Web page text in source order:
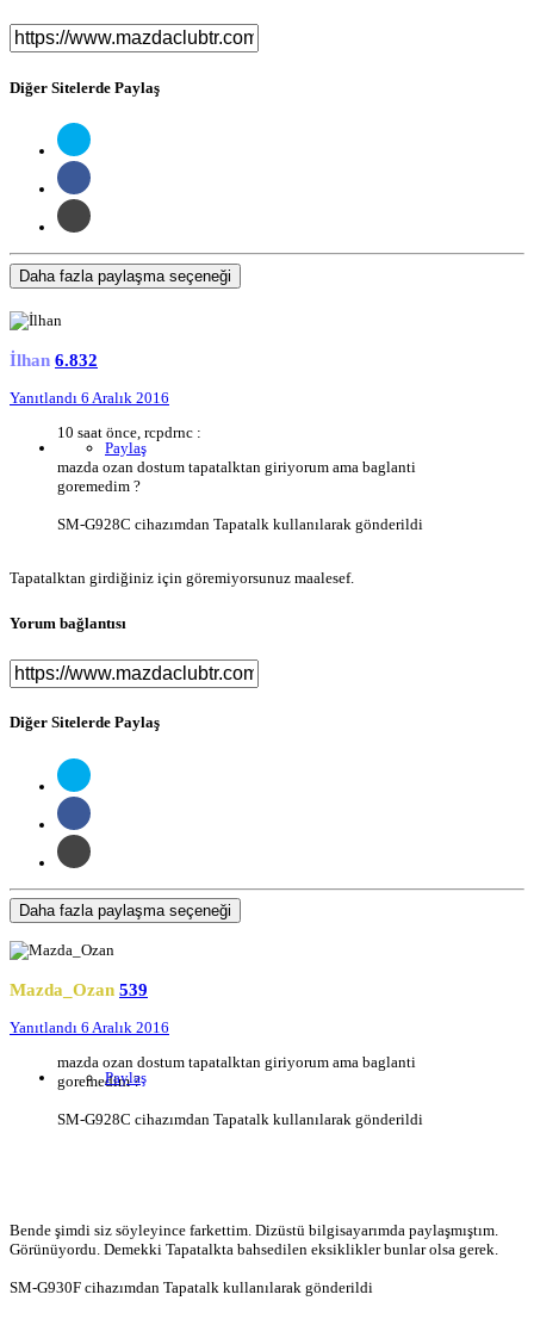
Diğer Sitelerde Paylaş
Daha fazla paylaşma seçeneği
İlhan 6.832
Yanıtlandı 6 Aralık 2016
Paylaş
10 saat önce, rcpdrnc :
mazda ozan dostum tapatalktan giriyorum ama baglanti
goremedim ?
SM-G928C cihazımdan Tapatalk kullanılarak gönderildi
Tapatalktan girdiğiniz için göremiyorsunuz maalesef.
Yorum bağlantısı
Diğer Sitelerde Paylaş
Daha fazla paylaşma seçeneği
Mazda_Ozan 539
Yanıtlandı 6 Aralık 2016
Paylaş
mazda ozan dostum tapatalktan giriyorum ama baglanti
goremedim ?
SM-G928C cihazımdan Tapatalk kullanılarak gönderildi
Bende şimdi siz söyleyince farkettim. Dizüstü bilgisayarımda paylaşmıştım.
Görünüyordu. Demekki Tapatalkta bahsedilen eksiklikler bunlar olsa gerek.
SM-G930F cihazımdan Tapatalk kullanılarak gönderildi